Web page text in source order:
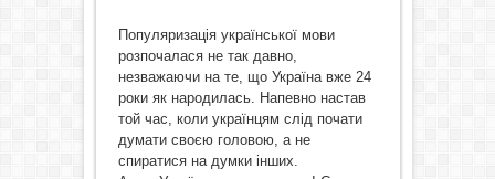
Популяризація української мови
розпочалася не так давно,
незважаючи на те, що Україна вже 24
роки як народилась. Напевно настав
той час, коли українцям слід почати
думати своєю головою, а не
спиратися на думки інших.